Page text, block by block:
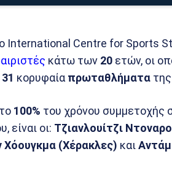
International Centre for Sports
κάτω των 20 ετών, οι
31 κορυφαία πρωταθλήματα της
100% του χρόνου συμμετοχής
είναι οι: Τζιανλουίτζι
(Χέρακλες) και